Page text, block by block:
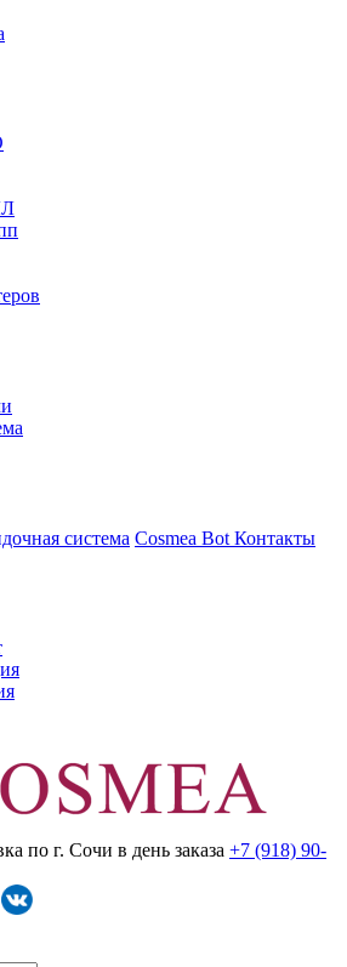
система Cosmea Bot Контакты
по г. Сочи в день заказа +7 (918) 90-